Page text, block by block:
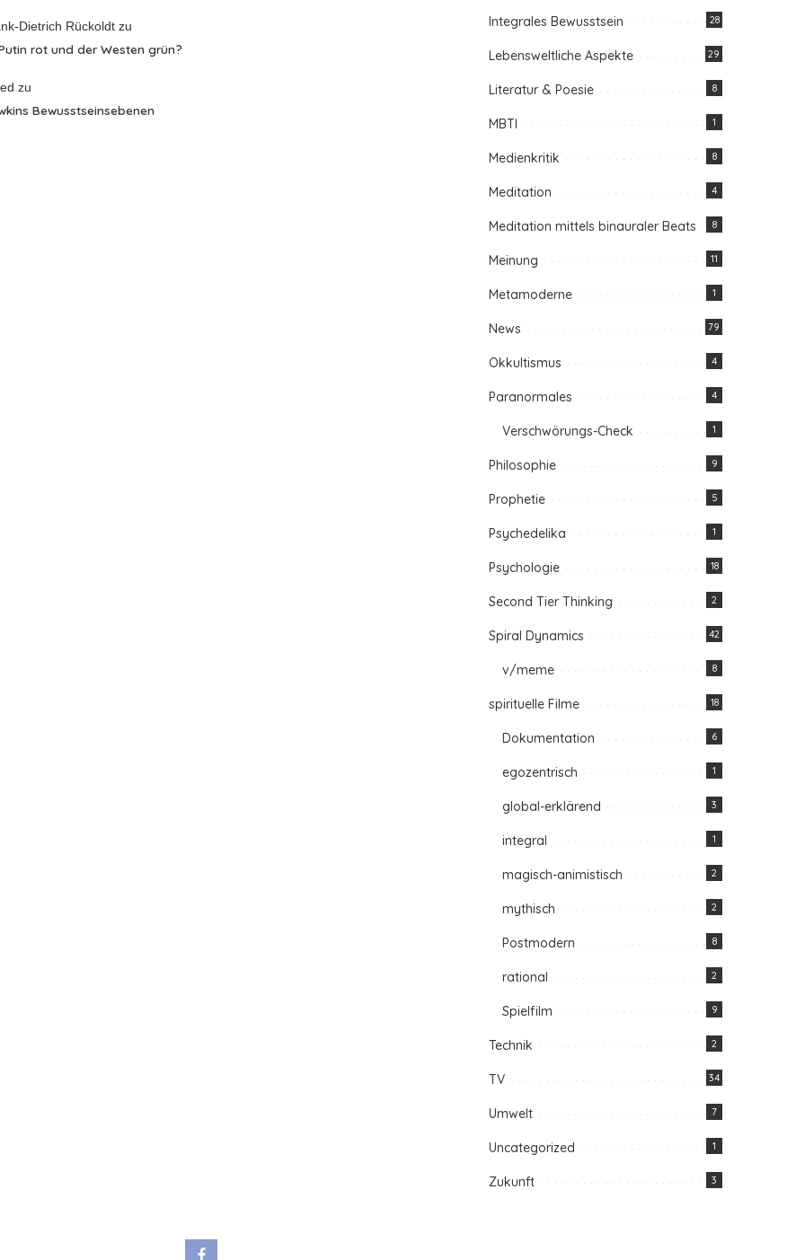
Dietrich Rückoldt zu
rot und der Westen grün?
zu
Bewusstseinsebenen
Integrales Bewusstsein 28
Lebensweltliche Aspekte 29
Literatur & Poesie 8
MBTI 1
Medienkritik 8
Meditation 4
Meditation mittels binauraler Beats 8
Meinung 11
Metamoderne 1
News 79
Okkultismus 4
Paranormales 4
Verschwörungs-Check 1
Philosophie 9
Prophetie 5
Psychedelika 1
Psychologie 18
Second Tier Thinking 2
Spiral Dynamics 42
v/meme 8
spirituelle Filme 18
Dokumentation 6
egozentrisch 1
global-erklärend 3
integral 1
magisch-animistisch 2
mythisch 2
Postmodern 8
rational 2
Spielfilm 9
Technik 2
TV 34
Umwelt 7
Uncategorized 1
Zukunft 3